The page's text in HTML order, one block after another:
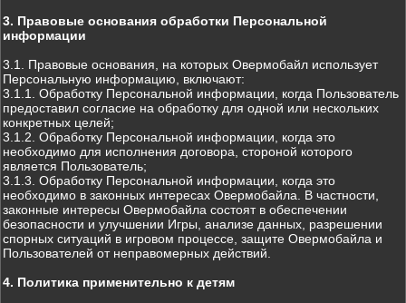
3. Правовые основания обработки Персональной
информации
3.1. Правовые основания, на которых Овермобайл использует
Персональную информацию, включают:
3.1.1. Обработку Персональной информации, когда Пользователь
предоставил согласие на обработку для одной или нескольких
конкретных целей;
3.1.2. Обработку Персональной информации, когда это
необходимо для исполнения договора, стороной которого
является Пользователь;
3.1.3. Обработку Персональной информации, когда это
необходимо в законных интересах Овермобайла. В частности,
законные интересы Овермобайла состоят в обеспечении
безопасности и улучшении Игры, анализе данных, разрешении
спорных ситуаций в игровом процессе, защите Овермобайла и
Пользователей от неправомерных действий.
4. Политика применительно к детям